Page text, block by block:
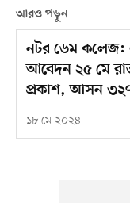
আরও পড়ুন
নটর ডেম কলেজ:
আবেদন ২৫ মে
প্রকাশ, আসন
১৮ মে ২০২৪